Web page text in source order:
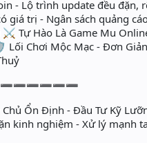
- Lộ trình update đều đặn,
giá trị - Ngân sách quảng
Tự Hào Là Game Mu
Lối Chơi Mộc Mạc - Đơn
Ổn Định - Đầu Tư Kỹ
kinh nghiệm - Xử lý mạnh